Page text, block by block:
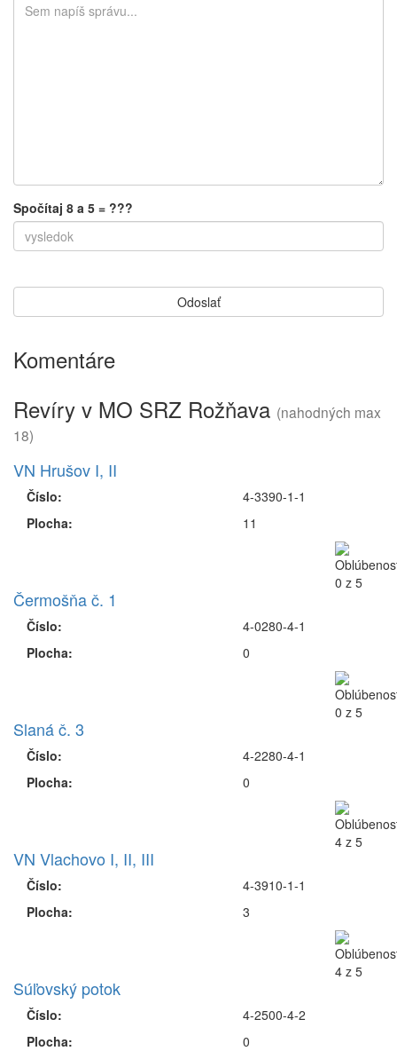
Spočítaj 8 a 5 = ???
Komentáre
Revíry v MO SRZ Rožňava (nahodných max
18)
VN Hrušov I, II
Číslo:
Plocha:
4-3390-1-1
11
Čermošňa č. 1
Číslo:
Plocha:
4-0280-4-1
0
Slaná č. 3
Číslo:
Plocha:
4-2280-4-1
0
VN Vlachovo I, II, III
Číslo:
Plocha:
4-3910-1-1
3
Súľovský potok
Číslo:
Plocha:
4-2500-4-2
0